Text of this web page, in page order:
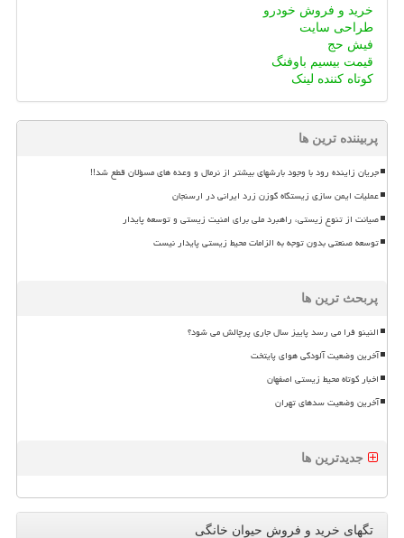
خرید و فروش خودرو
طراحی سایت
فیش حج
قیمت بیسیم باوفنگ
کوتاه کننده لینک
پربیننده ترین ها
جریان زاینده رود با وجود بارشهای بیشتر از نرمال و وعده های مسؤلان قطع شد!!
عملیات ایمن سازی زیستگاه گوزن زرد ایرانی در ارسنجان
صیانت از تنوع زیستی، راهبرد ملی برای امنیت زیستی و توسعه پایدار
توسعه صنعتی بدون توجه به الزامات محیط زیستی پایدار نیست
پربحث ترین ها
النینو فرا می رسد پاییز سال جاری پرچالش می شود؟
آخرین وضعیت آلودگی هوای پایتخت
اخبار کوتاه محیط زیستی اصفهان
آخرین وضعیت سدهای تهران
جدیدترین ها
تگهای خرید و فروش حیوان خانگی